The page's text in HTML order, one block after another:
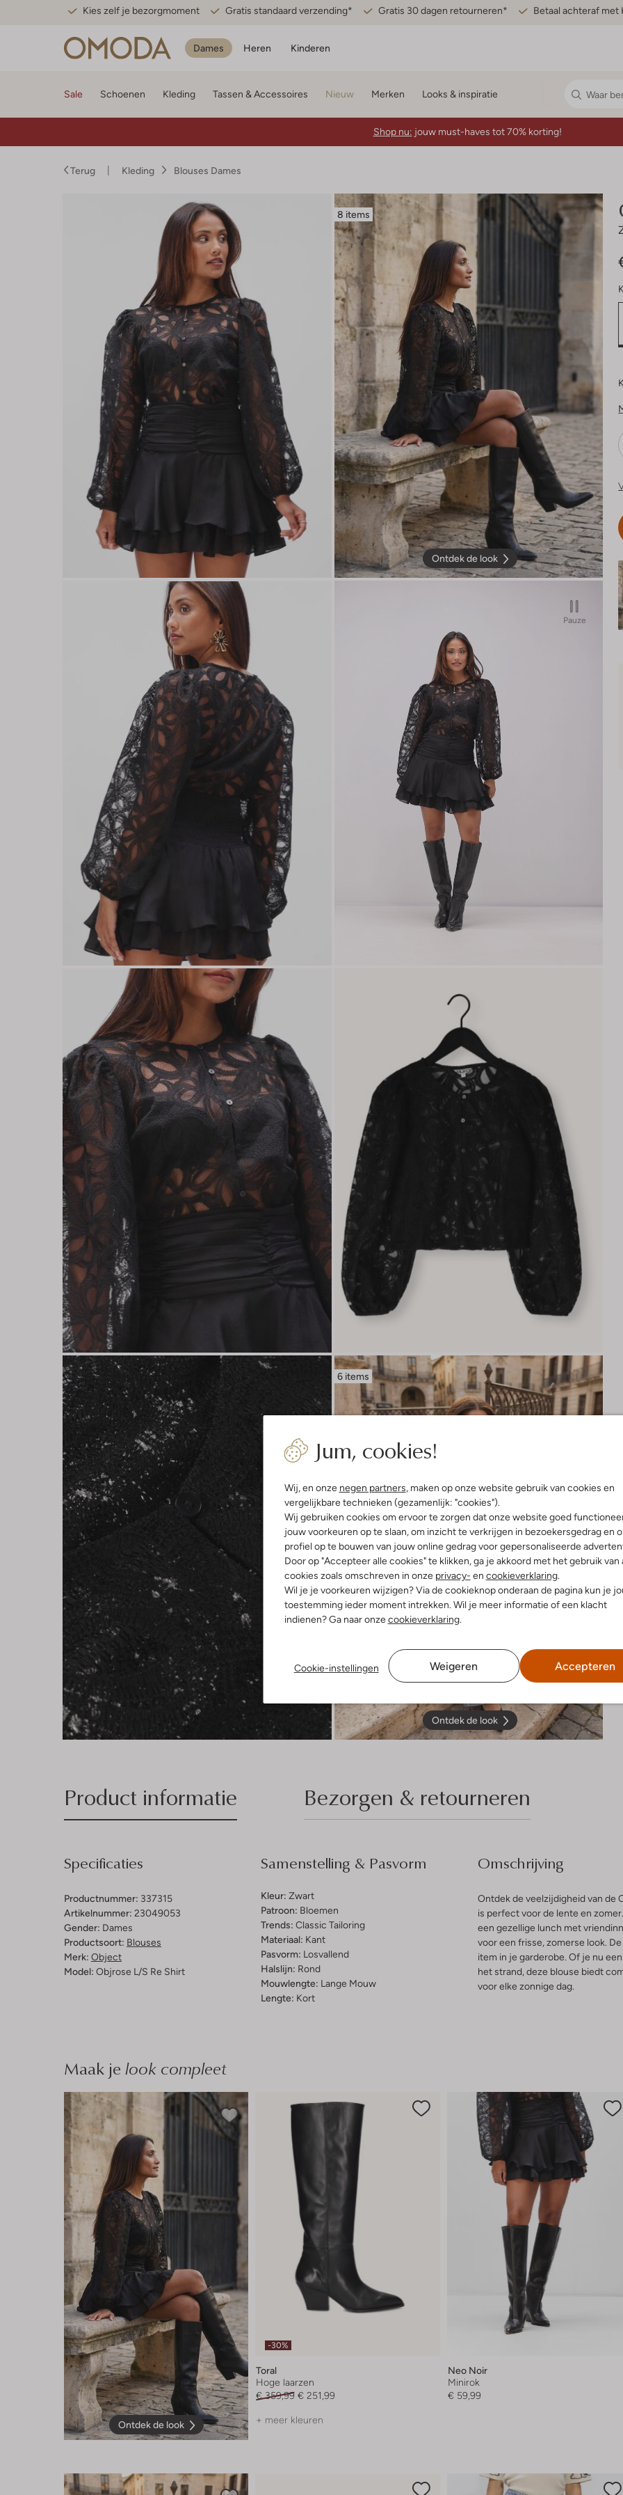
Kies zelf je bezorgmoment Gratis standaard verzending* Gratis 30 dagen retourneren* Betaal achteraf met
Dames Heren Kinderen
Jum, cookies!
Wij, en onze negen partners, maken op onze website gebruik van cookies en
vergelijkbare technieken (gezamenlijk: "cookies").
Wij gebruiken cookies om ervoor te zorgen dat onze website goed
jouw voorkeuren op te slaan, om inzicht te verkrijgen in bezoekersgedrag en
profiel op te bouwen van jouw online gedrag voor gepersonaliseerde
Door op "Accepteer alle cookies" te klikken, ga je akkoord met het gebruik van
cookies zoals omschreven in onze privacy- en cookieverklaring.
Wil je je voorkeuren wijzigen? Via de cookieknop onderaan de pagina kun je
toestemming ieder moment intrekken. Wil je meer informatie of een klacht
indienen? Ga naar onzecookieverklaring.
Cookie-instellingen Weigeren Accepteren
Sale Schoenen Kleding Tassen & Accessoires Nieuw Merken Looks & inspiratie
Shop nu: jouw must-haves tot 70% korting!
Terug Kleding Blouses Dames
8 items
Ontdek de look
Pauze
6 items
Ontdek de look
Product informatie Bezorgen & retourneren
Specificaties
Productnummer: 337315
Artikelnummer: 23049053
Gender: Dames
Productsoort: Blouses
Merk: Object
Model: Objrose L/s Re Shirt
Samenstelling & Pasvorm
Kleur: Zwart
Patroon: Bloemen
Trends: Classic Tailoring
Materiaal: Kant
Pasvorm: Losvallend
Halslijn: Rond
Mouwlengte: Lange Mouw
Lengte: Kort
Omschrijving
Ontdek de veelzijdigheid van de
is perfect voor de lente en
een gezellige lunch met
voor een frisse, zomerse look.
item in je garderobe. Of je nu
het strand, deze blouse biedt
voor elke zonnige dag.
Maak je look compleet
Ontdek de look
-30%
Toral
Hoge laarzen
€ 359,99 € 251,99
+ meer kleuren
Neo Noir
Minirok
€ 59,99